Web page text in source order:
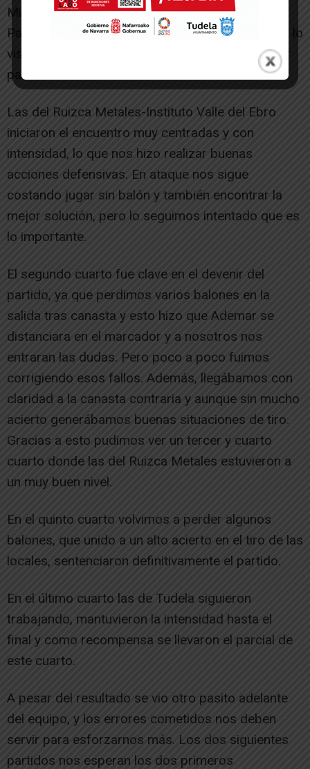
Minibasket del CB Génesis este sábado en
Pamplona, si bien el resultado no refleja del todo lo
visto, ya que se fraguo en dos cuartos malos por
parte de las de Tudela.
Las del Ruizca Metales-Instituto Valle del Ebro
iniciaron el encuentro muy centradas y con
intensidad, lo que nos hizo realizar buenas
acciones defensivas. En ataque nos sigue
costando jugar sin balón y también encontrar la
mejor solución, pero lo seguimos intentado que es
lo importante.
El segundo cuarto fue clave en el devenir del
partido, ya que perdimos varios balones en la
salida tras canasta y esto hizo que Ademar se
distanciara en el marcador y a nosotros nos
entraran las dudas. Pero poco a poco fuimos
corrigiendo esos fallos. Además, llegábamos con
claridad a la canasta contraria y aunque sin mucho
acierto generábamos buenas situaciones de tiro.
Gracias a esto pudimos ver un tercer y cuarto
cuarto donde las del Ruizca Metales estuvieron a
un muy buen nivel.
En el quinto cuarto volvimos a perder algunos
balones, que unido a un alto acierto en el tiro de las
locales, sentenciaron definitivamente el partido.
En el último cuarto las de Tudela siguieron
trabajando, mantuvieron la intensidad hasta el
final y como recompensa se llevaron el parcial de
este cuarto.
A pesar del resultado se vio otro pasito adelante
del equipo, y los errores cometidos nos deben
servir para esforzarnos más. Los dos siguientes
partidos nos esperan los dos primeros